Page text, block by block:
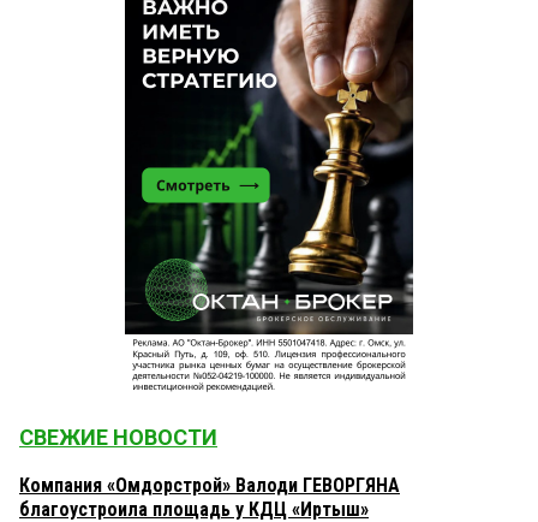
СВЕЖИЕ НОВОСТИ
Компания «Омдорстрой» Валоди ГЕВОРГЯНА
благоустроила площадь у КДЦ «Иртыш»